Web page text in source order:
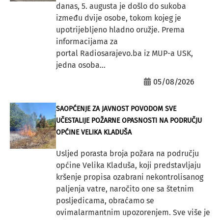
danas, 5. augusta je došlo do sukoba
između dvije osobe, tokom kojeg je
upotrijebljeno hladno oružje. Prema
informacijama za
portal Radiosarajevo.ba iz MUP-a USK,
jedna osoba...
05/08/2026
SAOPĆENJE ZA JAVNOST POVODOM SVE
UČESTALIJE POŽARNE OPASNOSTI NA PODRUČJU
OPĆINE VELIKA KLADUŠA
Usljed porasta broja požara na području
općine Velika Kladuša, koji predstavljaju
kršenje propisa ozabrani nekontrolisanog
paljenja vatre, naročito one sa štetnim
posljedicama, obraćamo se
ovimalarmantnim upozorenjem. Sve više je